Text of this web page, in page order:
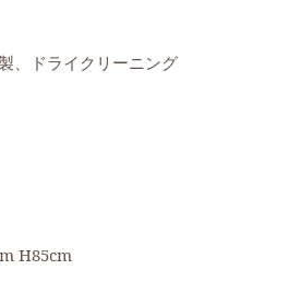
、ドライクリーニング
H85cm